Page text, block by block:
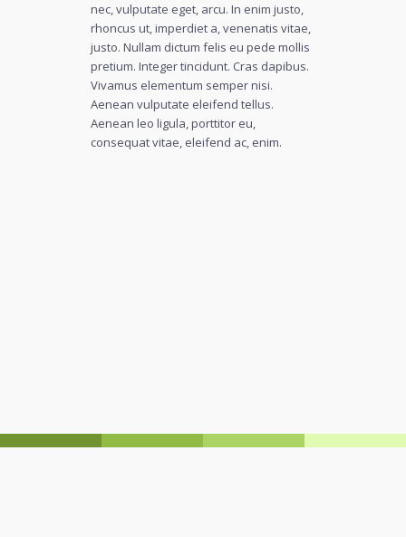
nec, vulputate eget, arcu. In enim justo,
rhoncus ut, imperdiet a, venenatis vitae,
justo. Nullam dictum felis eu pede mollis
pretium. Integer tincidunt. Cras dapibus.
Vivamus elementum semper nisi.
Aenean vulputate eleifend tellus.
Aenean leo ligula, porttitor eu,
consequat vitae, eleifend ac, enim.